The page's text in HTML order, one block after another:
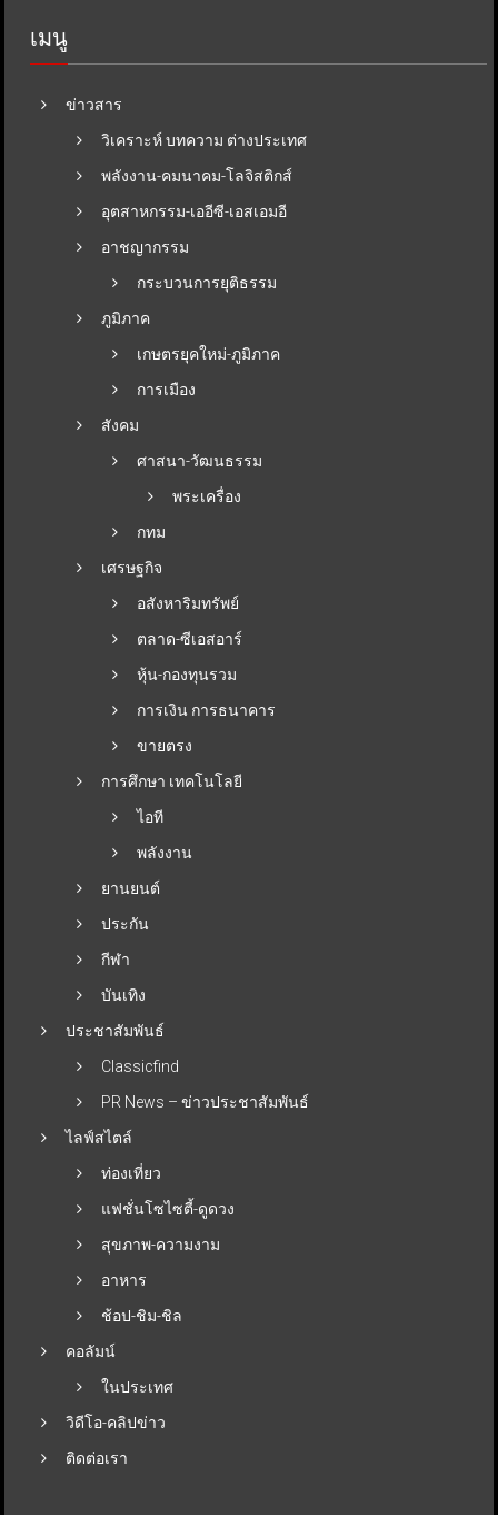
เมนู
ข่าวสาร
วิเคราะห์ บทความ ต่างประเทศ
พลังงาน-คมนาคม-โลจิสติกส์
อุตสาหกรรม-เออีซี-เอสเอมอี
อาชญากรรม
กระบวนการยุติธรรม
ภูมิภาค
เกษตรยุคใหม่-ภูมิภาค
การเมือง
สังคม
ศาสนา-วัฒนธรรม
พระเครื่อง
กทม
เศรษฐกิจ
อสังหาริมทรัพย์
ตลาด-ซีเอสอาร์
หุ้น-กองทุนรวม
การเงิน การธนาคาร
ขายตรง
การศึกษา เทคโนโลยี
ไอที
พลังงาน
ยานยนต์
ประกัน
กีฬา
บันเทิง
ประชาสัมพันธ์
Classicfind
PR News – ข่าวประชาสัมพันธ์
ไลฟ์สไตล์
ท่องเที่ยว
แฟชั่นโซไซตี้-ดูดวง
สุขภาพ-ความงาม
อาหาร
ช้อป-ชิม-ชิล
คอลัมน์
ในประเทศ
วิดีโอ-คลิปข่าว
ติดต่อเรา